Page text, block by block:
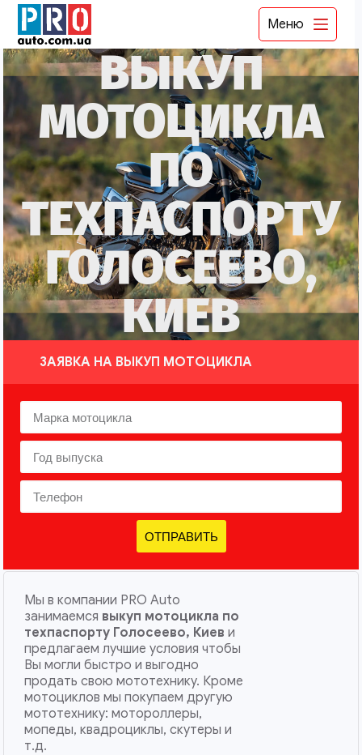
Меню
ВЫКУП
МОТОЦИКЛА
ПО
ТЕХПАСПОРТУ
ГОЛОСЕЕВО,
КИЕВ
ЗАЯВКА НА ВЫКУП МОТОЦИКЛА
ОТПРАВИТЬ
Мы в компании PRO Auto
занимаемся выкуп мотоцикла по
техпаспорту Голосеево, Киев и
предлагаем лучшие условия чтобы
Вы могли быстро и выгодно
продать свою мототехнику. Кроме
мотоциклов мы покупаем другую
мототехнику: мотороллеры,
мопеды, квадроциклы, скутеры и
т.д.